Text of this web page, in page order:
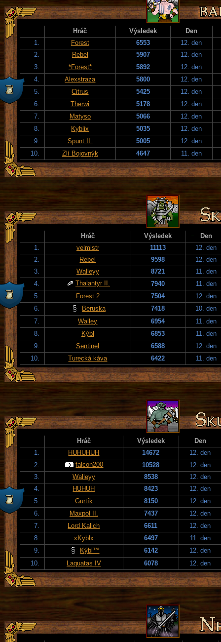
Hráč Výsledek
Den
1.
Forest 6553
12. den
2.
Rebel 5907
12. den
3.
*Forest* 5892
12. den
4.
Alexstraza 5800
12. den
5.
Citrus 5425
12. den
6.
Therwi 5178
12. den
7.
Matyso 5066
12. den
8.
Kyblix 5035
12. den
9.
Spunt II. 5005
12. den
10.
Zlí Bojovnýk 4647 11. den
Hráč Výsledek
Den
1.
velmistr 11113
12. den
2.
Rebel 9598
12. den
3.
Walleyy 8721
11. den
4.
Thalantyr II. 7940
11. den
5.
Forest 2 7504
12. den
6.
Beruska 7418
10. den
7.
Walley 6954
11. den
8.
Kýbl 6853
11. den
9.
Sentinel 6588
12. den
10.
Turecká káva 6422 11. den
Hráč Výsledek
Den
1.
HUHUHUH 14672
12. den
2.
falcon200 10528
12. den
3.
Walleyy 8538
12. den
4.
HUHUH 8423
12. den
5.
Gurtík 8150
12. den
6.
Maxpol II. 7437
12. den
7.
Lord Kalich 6611
12. den
8.
xKyblx 6497
11. den
9.
Kýbl™ 6142
12. den
10.
Laquatas IV 6078 12. den